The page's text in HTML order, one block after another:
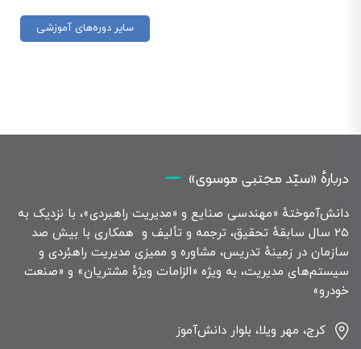
سایر دوره‌های آموزشی
دربارهٔ «سیّد مجتبی موسوی»
دانش‌آموختهٔ «مهندسی صنایع و «مدیریت راهبردی»، با نزدیک به
۲۵ سال سابقهٔ تحقیق، ترجمه و تألیف و همکاری با بیش صد
سازمان در زمینهٔ تدریس، مشاوره و ممیزی مدیریت راهبُردی و
سیستم‌های مدیریت، به ویژه «الزامات ویژهٔ مشتریان» و «صنعت
خودرو»
کرج، مهر ویلا، بلوار دانش‌آموز